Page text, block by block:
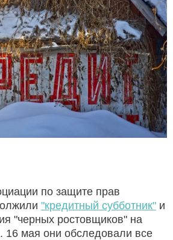
по защите прав
"кредитный субботник" и
"черных ростовщиков" на
16 мая они обследовали все